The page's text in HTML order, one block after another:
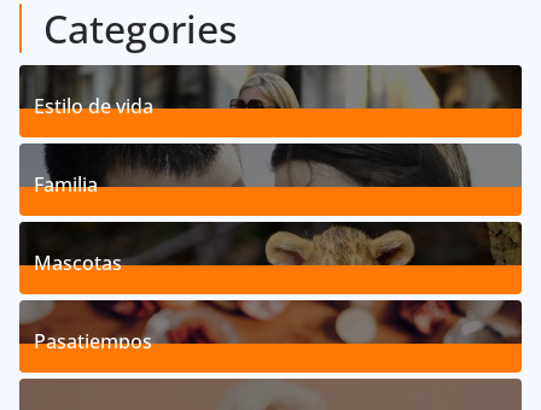
Categories
Estilo de vida
192Posts
Familia
527Posts
Mascotas
119Posts
Pasatiempos
39Posts